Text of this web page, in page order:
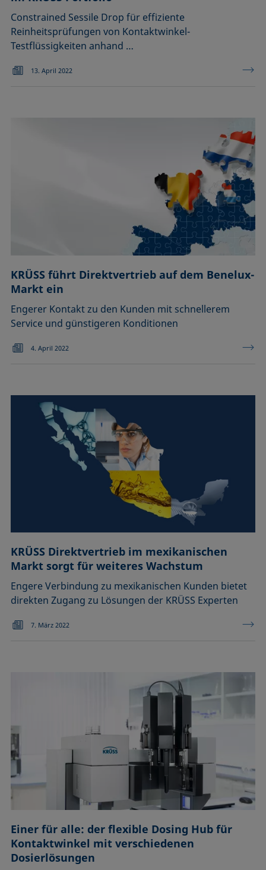
Constrained Sessile Drop für effiziente
Reinheitsprüfungen von Kontaktwinkel-
Testflüssigkeiten anhand …
13. April 2022
KRÜSS führt Direktvertrieb auf dem Benelux-
Markt ein
Engerer Kontakt zu den Kunden mit schnellerem
Service und günstigeren Konditionen
4. April 2022
KRÜSS Direktvertrieb im mexikanischen
Markt sorgt für weiteres Wachstum
Engere Verbindung zu mexikanischen Kunden bietet
direkten Zugang zu Lösungen der KRÜSS Experten
7. März 2022
Einer für alle: der flexible Dosing Hub für
Kontaktwinkel mit verschiedenen
Dosierlösungen